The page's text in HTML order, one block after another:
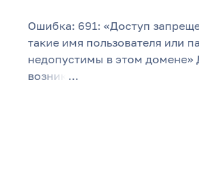
Ошибка: 691: «Доступ
такие имя пользователя или
недопустимы в этом домене»
возник
...